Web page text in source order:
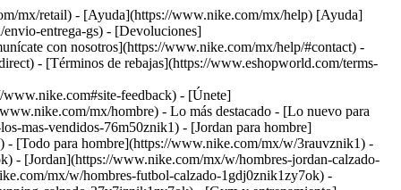
mx/retail) - [Ayuda](https://www.nike.com/mx/help) [Ayuda]
entrega-gs) - [Devoluciones]
con nosotros](https://www.nike.com/mx/help/#contact) -
- [Términos de rebajas](https://www.eshopworld.com/terms-
feedback) - [Únete]
mx/hombre) - Lo más destacado - [Lo nuevo para
mas-vendidos-76m50znik1) - [Jordan para hombre]
- [Todo para hombre](https://www.nike.com/mx/w/3rauvznik1) -
- [Jordan](https://www.nike.com/mx/w/hombres-jordan-calzado-
mx/w/hombres-futbol-calzado-1gdj0znik1zy7ok) -